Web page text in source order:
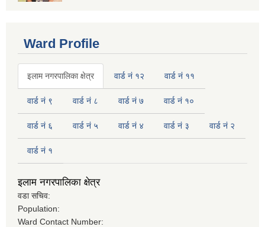
Ward Profile
इलाम नगरपालिका क्षेत्र वार्ड नं १२ वार्ड नं ११
वार्ड नं ९ वार्ड नं ८ वार्ड नं ७ वार्ड नं १०
वार्ड नं ६ वार्ड नं ५ वार्ड नं ४ वार्ड नं ३ वार्ड नं २
वार्ड नं १
इलाम नगरपालिका क्षेत्र
वडा सचिव:
Population:
Ward Contact Number: